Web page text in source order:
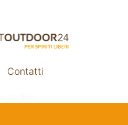
Contatti